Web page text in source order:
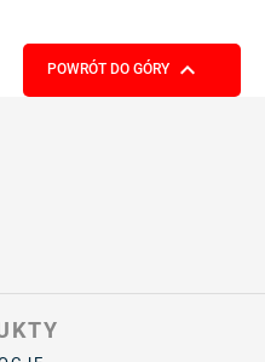
POWRÓT DO GÓRY 